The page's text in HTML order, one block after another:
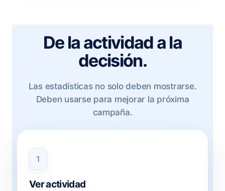
De la actividad a la
decisión.
Las estadísticas no solo deben mostrarse.
Deben usarse para mejorar la próxima
campaña.
1
Ver actividad